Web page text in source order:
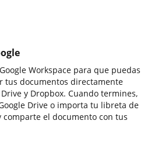
Workspace para que puedas
tus documentos directamente
y Dropbox. Cuando termines,
Drive o importa tu libreta de
comparte el documento con tus